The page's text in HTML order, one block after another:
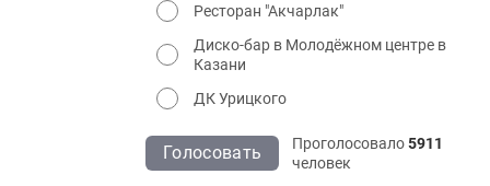
Ресторан "Акчарлак"
Диско-бар в Молодёжном центре в
Казани
ДК Урицкого
Голосовать Проголосовало5911
человек